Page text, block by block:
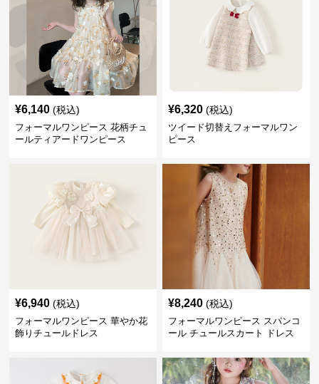
¥6,140 (税込)
フォーマルワンピース 花柄チュ
ールティアードワンピース
¥6,320 (税込)
ツイード切替えフォーマルワン
ピース
¥6,940 (税込)
フォーマルワンピース 華やか花
飾りチュールドレス
¥8,240 (税込)
フォーマルワンピース スパンコ
ール チュールスカート ドレス